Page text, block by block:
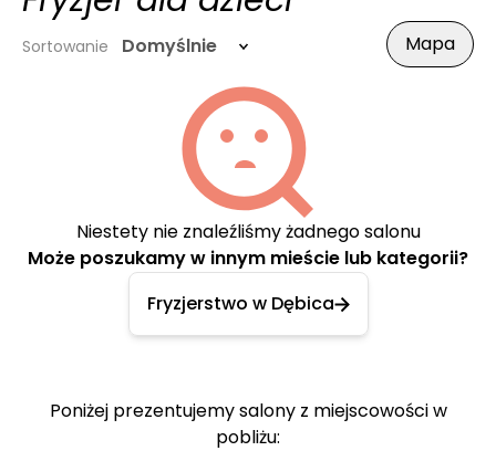
Sortowanie Domyślnie Mapa
Niestety nie znaleźliśmy żadnego salonu
Może poszukamy w innym mieście lub kategorii?
Fryzjerstwo w Dębica
Poniżej prezentujemy salony z miejscowości w
pobliżu: